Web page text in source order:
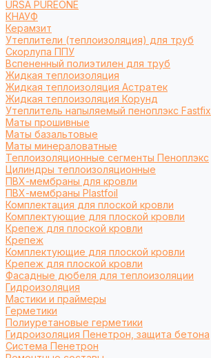
URSA PUREONE
КНАУФ
Керамзит
Утеплители (теплоизоляция) для труб
Cкорлупа ППУ
Вспененный полиэтилен для труб
Жидкая теплоизоляция
Жидкая теплоизоляция Астратек
Жидкая теплоизоляция Корунд
Утеплитель напыляемый пеноплэкс Fastfix
Маты прошивные
Маты базальтовые
Маты минераловатные
Теплоизоляционные сегменты Пеноплэкс
Цилиндры теплоизоляционные
ПВХ-мембраны для кровли
ПВХ-мембраны Plastfoil
Комплектация для плоской кровли
Комплектующие для плоской кровли
Крепеж для плоской кровли
Крепеж
Комплектующие для плоской кровли
Крепеж для плоской кровли
Фасадные дюбеля для теплоизоляции
Гидроизоляция
Мастики и праймеры
Герметики
Полиуретановые герметики
Гидроизоляция Пенетрон, защита бетона
Система Пенетрон